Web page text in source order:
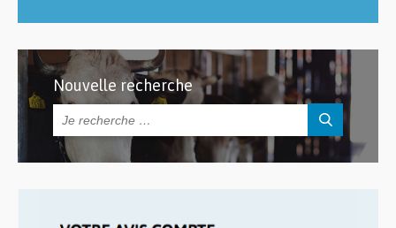
Nouvelle recherche